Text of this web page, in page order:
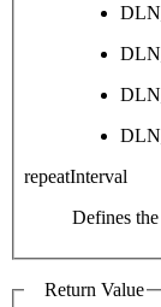
repeatInterval
Defines
Return Value